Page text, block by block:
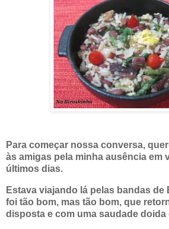
Para começar nossa conversa,
às amigas pela minha ausência em
últimos dias.
Estava viajando lá pelas bandas de
foi tão bom, mas tão bom, que
disposta e com uma saudade doida